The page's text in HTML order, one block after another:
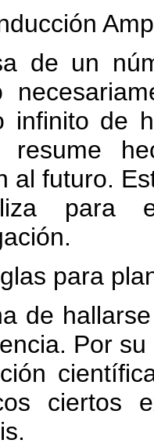
de un
infinito de
al futuro.
para
para
de
Por
ciertos